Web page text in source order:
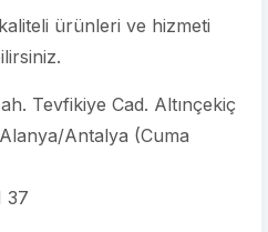
ürünleri ve hizmeti
Tevfikiye Cad. Altınçekiç
Antalya (Cuma
37